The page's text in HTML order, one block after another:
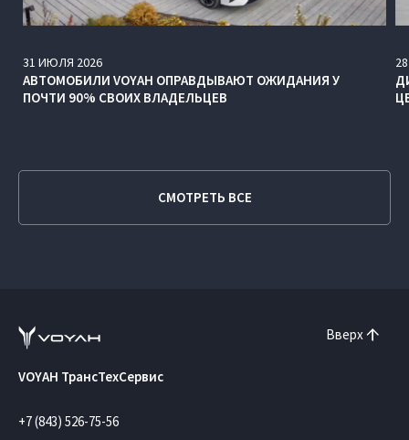
31 ИЮЛЯ 2026
АВТОМОБИЛИ VOYAH ОПРАВДЫВАЮТ ОЖИДАНИЯ У
ПОЧТИ 90% СВОИХ ВЛАДЕЛЬЦЕВ
28
СМОТРЕТЬ ВСЕ
Вверх
VOYAH ТрансТехСервис
+7 (843) 526-75-56